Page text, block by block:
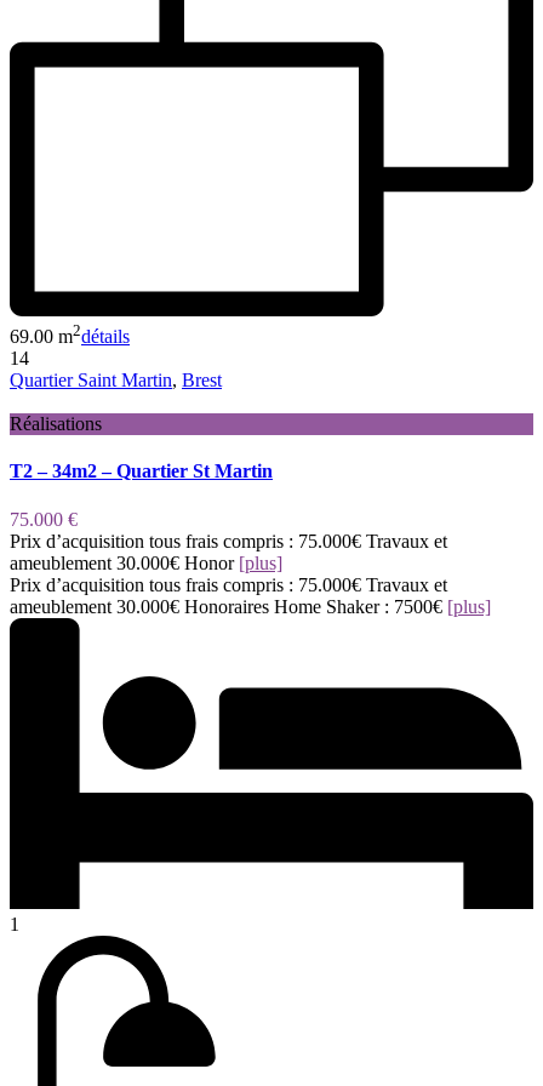
69.00 m2détails
14
Quartier Saint Martin, Brest
Réalisations
T2 – 34m2 – Quartier St Martin
75.000 €
Prix d’acquisition tous frais compris : 75.000€ Travaux et
ameublement 30.000€ Honor [plus]
Prix d’acquisition tous frais compris : 75.000€ Travaux et
ameublement 30.000€ Honoraires Home Shaker : 7500€ [plus]
1